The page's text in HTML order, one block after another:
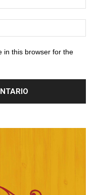
in this browser for the